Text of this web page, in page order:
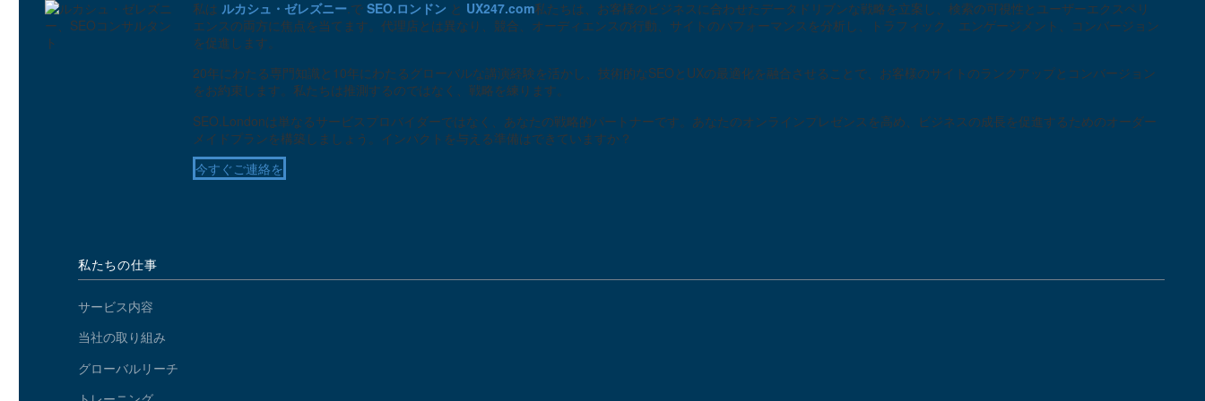
0
28 2? 2018
0
17 6? 2020
3
15 4? 2020
2
26 6? 2024
UXデザインにおけるアイコ
ンの使い方
0
20 2? 2019
プロトタイピングのメリッ
1
16 5? 2018
ステークホルダー・マネジ
0
19 9? 2018
私は ルカシュ・ゼレズニー .で SEO.ロンドン と UX247.com私たちは、お客様のビジネスに合わせたデータドリブンな戦略を立案し、検索の可視性とユーザーエクスペリ
エンスの両方に焦点を当てます。代理店とは異なり、競合、オーディエンスの行動、サイトのパフォーマンスを分析し、トラフィック、エンゲージメント、コンバージョン
を促進します。
20年にわたる専門知識と10年にわたるグローバルな講演経験を活かし、技術的なSEOとUXの最適化を融合させることで、お客様のサイトのランクアップとコンバージョン
をお約束します。私たちは推測するのではなく、戦略を練ります。
SEO.Londonは単なるサービスプロバイダーではなく、あなたの戦略的パートナーです。あなたのオンラインプレゼンスを高め、ビジネスの成長を促進するためのオーダー
メイドプランを構築しましょう。インパクトを与える準備はできていますか？
今すぐご連絡を
私たちの仕事
サービス内容
当社の取り組み
グローバルリーチ